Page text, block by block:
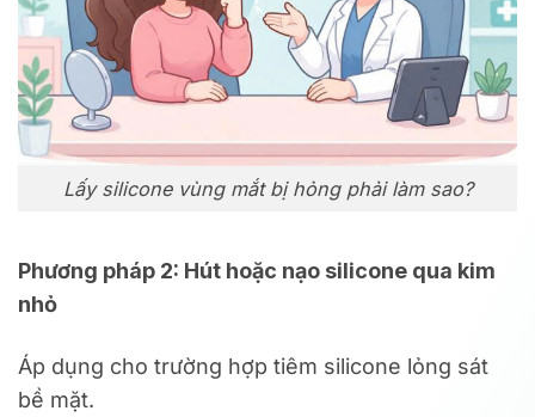
Lấy silicone vùng mắt bị hỏng phải làm sao?
Phương pháp 2: Hút hoặc nạo silicone qua kim
nhỏ
Áp dụng cho trường hợp tiêm silicone lỏng sát
bề mặt.